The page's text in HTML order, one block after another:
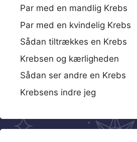
Par med en mandlig Krebs
Par med en kvindelig Krebs
Sådan tiltrækkes en Krebs
Krebsen og kærligheden
Sådan ser andre en Krebs
Krebsens indre jeg